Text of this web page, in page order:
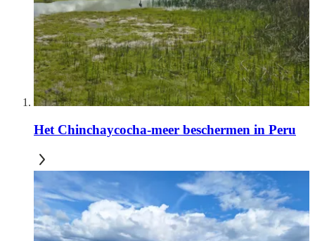
Het Chinchaycocha-meer beschermen in Peru